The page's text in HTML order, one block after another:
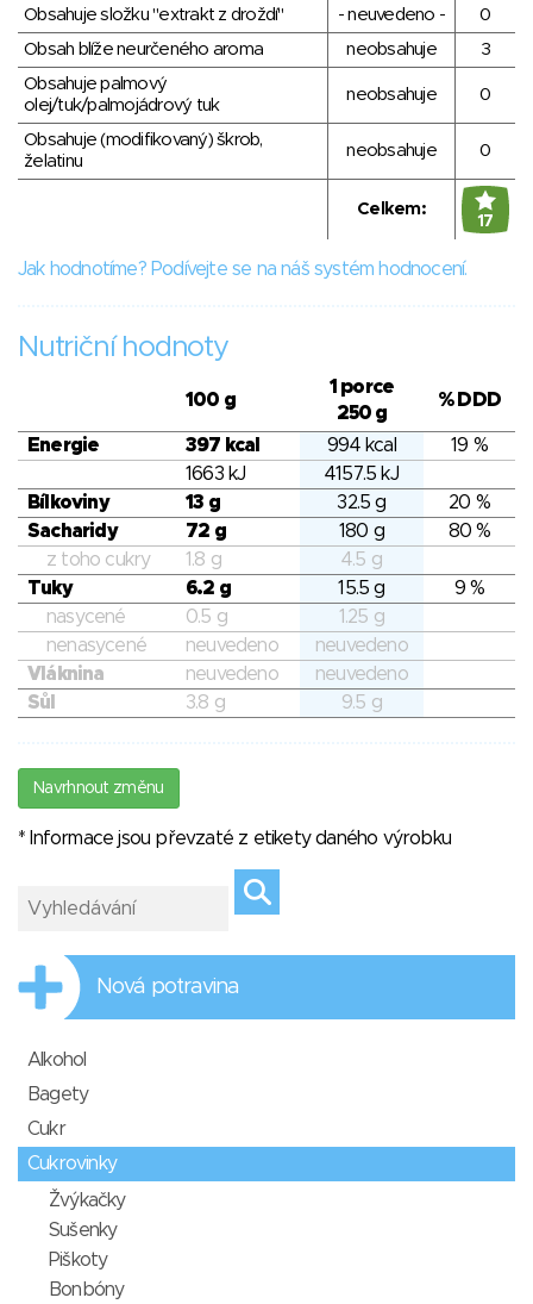
Obsahuje složku "extrakt z droždí"
- neuvedeno -
0
Obsah blíže neurčeného aroma
neobsahuje
3
Obsahuje palmový
olej/tuk/palmojádrový tuk
neobsahuje 0
Obsahuje (modifikovaný) škrob,
želatinu
neobsahuje 0
Celkem:
17
Jak hodnotíme? Podívejte se na náš systém hodnocení.
Nutriční hodnoty
100 g
1 porce
250 g
% DDD
Energie 397 kcal 994 kcal
19 %
1663 kJ
4157.5 kJ
Bílkoviny
13 g 32.5 g
20 %
Sacharidy
72 g 180 g
80 %
z toho cukry
1.8 g
4.5 g
Tuky
6.2 g 15.5 g
9 %
nasycené
0.5 g
1.25 g
nenasycené
neuvedeno
neuvedeno
Vláknina
neuvedeno
neuvedeno
Sůl
3.8 g 9.5 g
Navrhnout změnu
* Informace jsou převzaté z etikety daného výrobku
Nová potravina
Alkohol
Bagety
Cukr
Cukrovinky
Žvýkačky
Sušenky
Piškoty
Bonbóny